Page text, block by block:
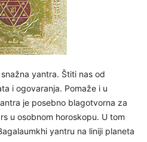
yantra. Štiti nas od
i ogovaranja. Pomaže i u
je posebno blagotvorna za
u osobnom horoskopu. U tom
yantru na liniji planeta